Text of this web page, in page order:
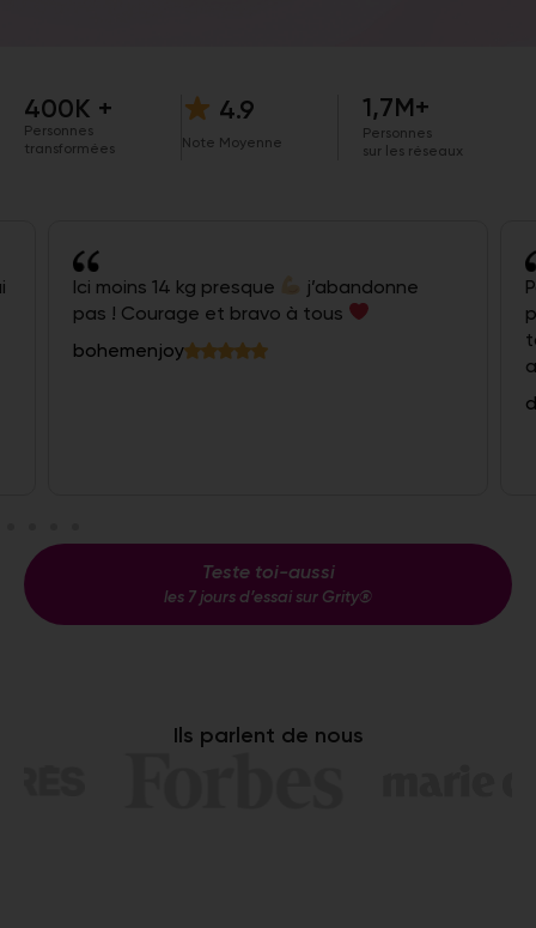
400K +
Personnes
transformées
4.9
Note Moyenne
1,7M+
Personnes
sur les réseaux
Ici moins 14 kg presque
j’abandonne
pas ! Courage et bravo à tous
bohemenjoy
Teste toi-aussi
les 7 jours d’essai sur Grity®
Ils parlent de nous